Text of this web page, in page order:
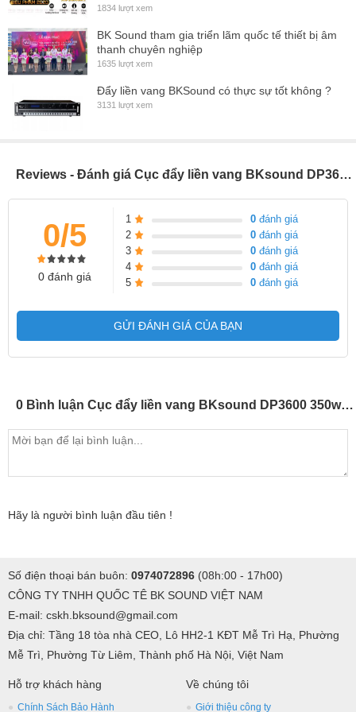
1834 lượt xem
BK Sound tham gia triển lãm quốc tế thiết bị âm
thanh chuyên nghiệp
1635 lượt xem
Đẩy liền vang BKSound có thực sự tốt không ?
3131 lượt xem
Reviews - Đánh giá Cục đẩy liền vang BKsound DP3600 350wt x2 kênh, chống hú 100%, echo reverd, hát karaoke, nghe nhạc, 4 cổng ra loa, (giá
0/5
0 đánh giá
1 0 đánh giá
2
0 đánh giá
3
0 đánh giá
4
0 đánh giá
5
0 đánh giá
GỬI ĐÁNH GIÁ CỦA BẠN
0 Bình luận Cục đẩy liền vang BKsound DP3600 350wt x2 kênh, chống hú 100%, echo reverd, hát karaoke, nghe nhạc, 4 cổng ra loa, (giá
Hãy là người bình luận đầu tiên !
Số điện thoại bán buôn: 0974072896 (08h:00 - 17h00)
CÔNG TY TNHH QUỐC TÊ BK SOUND VIỆT NAM
E-mail: cskh.bksound@gmail.com
Địa chỉ: Tầng 18 tòa nhà CEO, Lô HH2-1 KĐT Mễ Trì Hạ, Phường
Mễ Trì, Phường Từ Liêm, Thành phố Hà Nội, Việt Nam
Hỗ trợ khách hàng
Chính Sách Bảo Hành
Về chúng tôi
Giới thiệu công ty